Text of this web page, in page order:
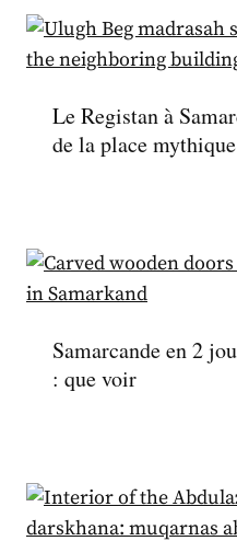
Le Registan à
de la place
Samarcande en 2
: que voir